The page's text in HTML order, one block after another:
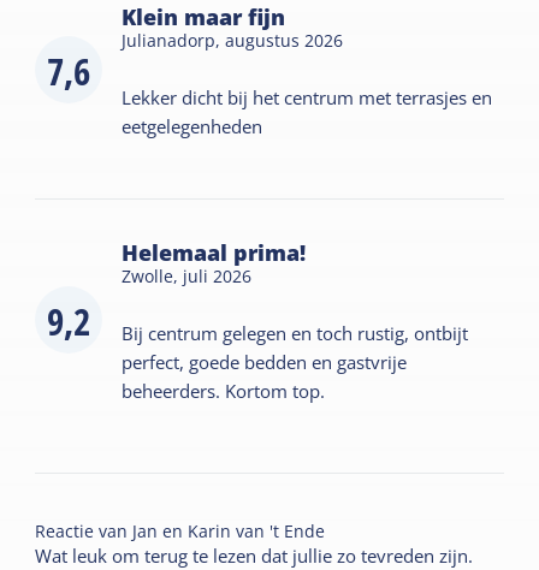
7,6
Klein maar fijn
Julianadorp,augustus 2026
Lekker dicht bij het centrum met terrasjes en
eetgelegenheden
9,2
Helemaal prima!
Zwolle, juli 2026
Bij centrum gelegen en toch rustig, ontbijt
perfect, goede bedden en gastvrije
beheerders. Kortom top.
Reactie van Jan en Karin van 't Ende
Wat leuk om terug te lezen dat jullie zo tevreden zijn.